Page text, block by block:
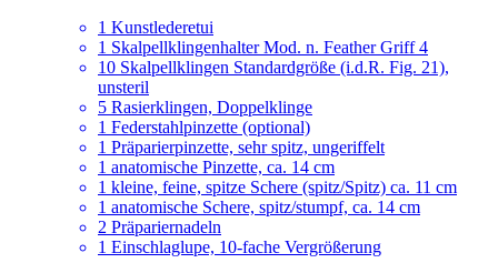
1 Kunstlederetui
1 Skalpellklingenhalter Mod. n. Feather Griff 4
10 Skalpellklingen Standardgröße (i.d.R. Fig. 21),
unsteril
5 Rasierklingen, Doppelklinge
1 Federstahlpinzette (optional)
1 Präparierpinzette, sehr spitz, ungeriffelt
1 anatomische Pinzette, ca. 14 cm
1 kleine, feine, spitze Schere (spitz/Spitz) ca. 11 cm
1 anatomische Schere, spitz/stumpf, ca. 14 cm
2 Präpariernadeln
1 Einschlaglupe, 10-fache Vergrößerung